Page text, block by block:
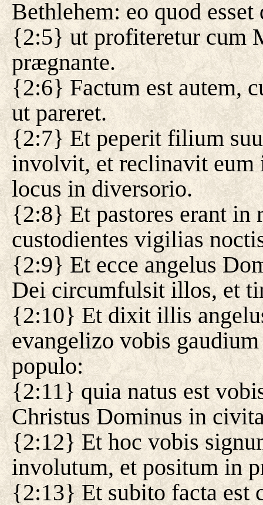
Bethlehem: eo quod
{2:5} ut profiteretur cum
prægnante.
{2:6} Factum est autem,
ut pareret.
{2:7} Et peperit filium
involvit, et reclinavit eum
locus in diversorio.
{2:8} Et pastores erant in
custodientes vigilias
{2:9} Et ecce angelus
Dei circumfulsit illos, et
{2:10} Et dixit illis
evangelizo vobis
populo:
{2:11} quia natus est
Christus Dominus in
{2:12} Et hoc vobis
involutum, et positum in
{2:13} Et subito facta